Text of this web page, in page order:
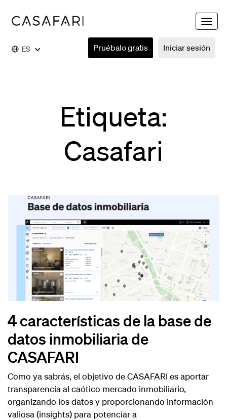
Toggle
ES Iniciar sesión
Pruébalo gratis
Etiqueta:
Casafari
4 características de la base de
datos inmobiliaria de
CASAFARI
Como ya sabrás, el objetivo de CASAFARI es aportar
transparencia al caótico mercado inmobiliario,
organizando los datos y proporcionando información
valiosa (insights) para potenciar a